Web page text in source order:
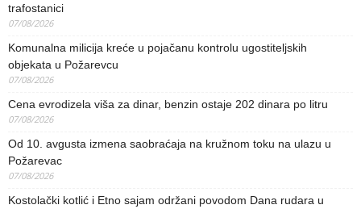
trafostanici
07/08/2026
Komunalna milicija kreće u pojačanu kontrolu ugostiteljskih
objekata u Požarevcu
07/08/2026
Cena evrodizela viša za dinar, benzin ostaje 202 dinara po litru
07/08/2026
Od 10. avgusta izmena saobraćaja na kružnom toku na ulazu u
Požarevac
07/08/2026
Kostolački kotlić i Etno sajam održani povodom Dana rudara u